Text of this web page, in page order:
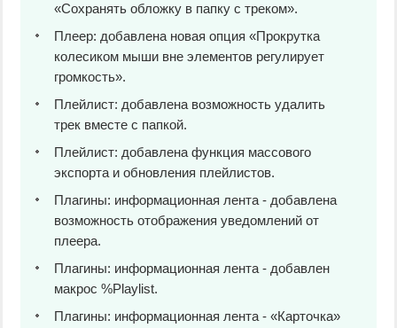
«Сохранять обложку в папку с треком».
Плеер: добавлена новая опция «Прокрутка
колесиком мыши вне элементов регулирует
громкость».
Плейлист: добавлена возможность удалить
трек вместе с папкой.
Плейлист: добавлена функция массового
экспорта и обновления плейлистов.
Плагины: информационная лента - добавлена
возможность отображения уведомлений от
плеера.
Плагины: информационная лента - добавлен
макрос %Playlist.
Плагины: информационная лента - «Карточка»